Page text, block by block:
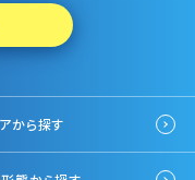
から探す